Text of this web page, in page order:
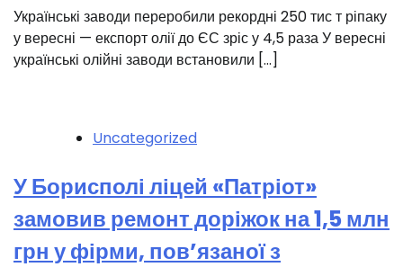
Українські заводи переробили рекордні 250 тис т ріпаку
у вересні — експорт олії до ЄС зріс у 4,5 раза У вересні
українські олійні заводи встановили […]
Uncategorized
У Борисполі ліцей «Патріот»
замовив ремонт доріжок на 1,5 млн
грн у фірми, пов’язаної з